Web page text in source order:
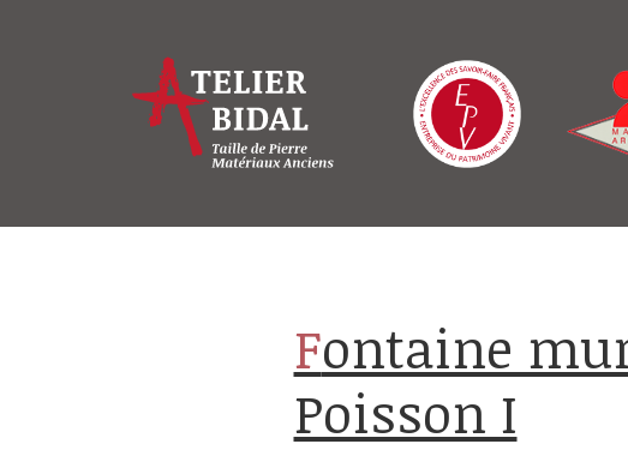
Fontaine murale en pierre naturelle :
Poisson I